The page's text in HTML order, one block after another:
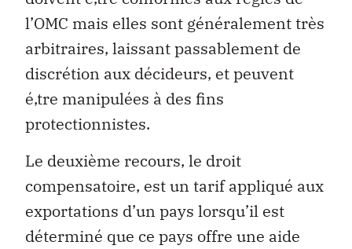
l’OMC mais elles sont généralement très
arbitraires, laissant passablement de
discrétion aux décideurs, et peuvent
é‚tre manipulées à des fins
protectionnistes.
Le deuxième recours, le droit
compensatoire, est un tarif appliqué aux
exportations d’un pays lorsqu’il est
déterminé que ce pays offre une aide